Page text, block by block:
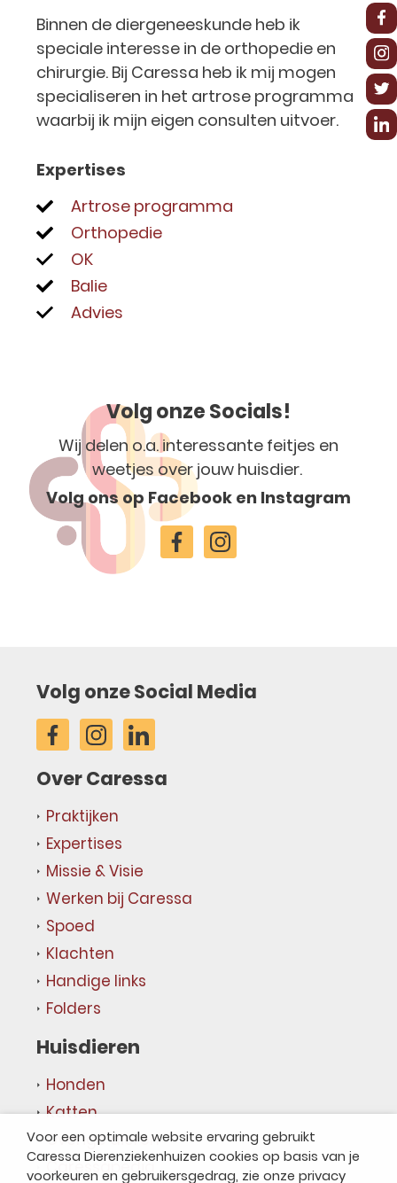
Binnen de diergeneeskunde heb ik
speciale interesse in de orthopedie en
chirurgie. Bij Caressa heb ik mij mogen
specialiseren in het artrose programma
waarbij ik mijn eigen consulten uitvoer.
Expertises
Artrose programma
Orthopedie
OK
Balie
Advies
Volg onze Socials!
Wij delen o.a. interessante feitjes en
weetjes over jouw huisdier.
Volg ons op Facebook en Instagram
Volg onze Social Media
Over Caressa
Praktijken
Expertises
Missie & Visie
Werken bij Caressa
Spoed
Klachten
Handige links
Folders
Huisdieren
Honden
Katten
Overige dieren
Caressapedia
Voor een optimale website ervaring gebruikt
Caressa Dierenziekenhuizen cookies op basis van je
voorkeuren en gebruikersgedrag, zie onze privacy